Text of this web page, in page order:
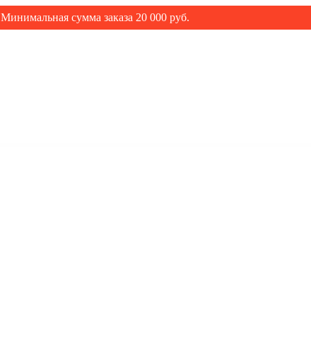
Минимальная сумма заказа 20 000 руб.